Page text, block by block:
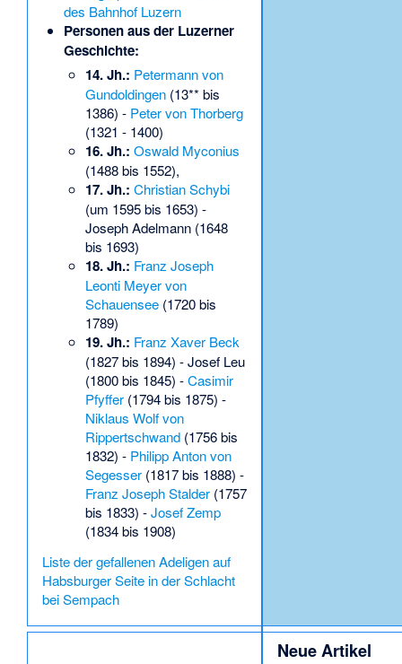
des Bahnhof Luzern
Personen aus der Luzerner
Geschichte:
14. Jh.: Petermann von
Gundoldingen (13** bis
1386) - Peter von Thorberg
(1321 - 1400)
16. Jh.: Oswald Myconius
(1488 bis 1552),
17. Jh.: Christian Schybi
(um 1595 bis 1653) -
Joseph Adelmann (1648
bis 1693)
18. Jh.: Franz Joseph
Leonti Meyer von
Schauensee (1720 bis
1789)
19. Jh.: Franz Xaver Beck
(1827 bis 1894) -Josef Leu
(1800 bis 1845) -Casimir
Pfyffer (1794 bis 1875) -
Niklaus Wolf von
Rippertschwand (1756 bis
1832) - Philipp Anton von
Segesser (1817 bis 1888) -
Franz Joseph Stalder (1757
bis 1833) -Josef Zemp
(1834 bis 1908)
Liste der gefallenen Adeligen auf
Habsburger Seite in der Schlacht
bei Sempach
Neue Artikel